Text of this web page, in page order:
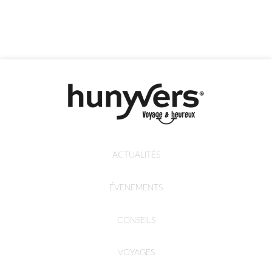
ACTUALITÉS
ÉVENEMENTS
CONSEILS
VOYAGES